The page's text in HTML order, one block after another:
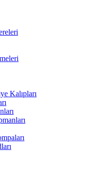
Kalıpları